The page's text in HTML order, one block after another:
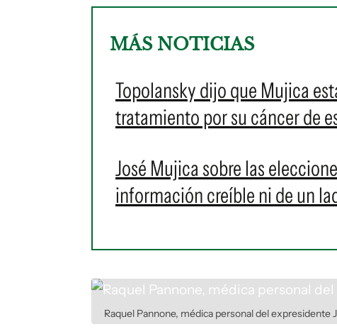
MÁS NOTICIAS
Topolansky dijo que Mujica
tratamiento por su cáncer de
José Mujica sobre las
información creíble ni de un
Raquel Pannone, médica personal del expresidente